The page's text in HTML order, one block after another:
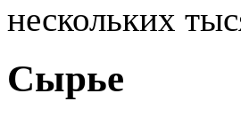
нескольких
Сырье